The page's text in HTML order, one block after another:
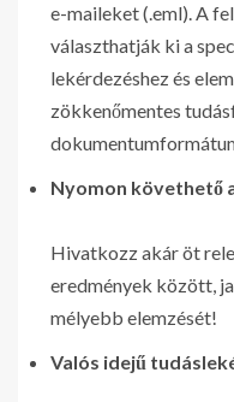
e-maileket (.eml). A
választhatják ki a
lekérdezéshez és
zökkenőmentes
Nyomon követhető
Hivatkozz akár öt
eredmények között,
mélyebb elemzését!
Valós idejű